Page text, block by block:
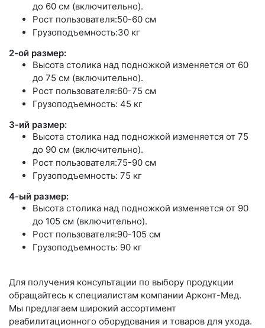
до 60 см (включительно).
Рост пользователя:50-60 см
Грузоподъемность:30 кг
2-ой размер:
Высота столика над подножкой изменяется от 60
до 75 см (включительно).
Рост пользователя:60-75 см
Грузоподъемность: 45 кг
3-ий размер:
Высота столика над подножкой изменяется от 75
до 90 см (включительно).
Рост пользователя:75-90 см
Грузоподъемность: 75 кг
4-ый размер:
Высота столика над подножкой изменяется от 90
до 105 см (включительно).
Рост пользователя:90-105 см
Грузоподъемность: 90 кг
Для получения консультации по выбору продукции
обращайтесь к специалистам компании Арконт-Мед.
Мы предлагаем широкий ассортимент
реабилитационного оборудования и товаров для ухода.